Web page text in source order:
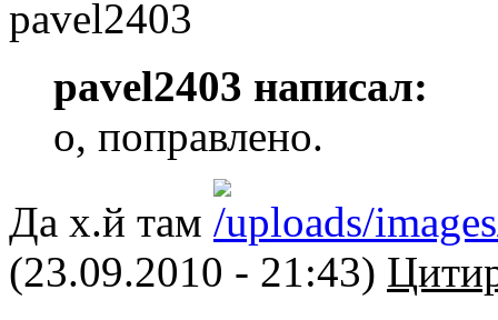
pavel2403 написал:
о, поправлено.
Да х.й там
(23.09.2010 - 21:43)